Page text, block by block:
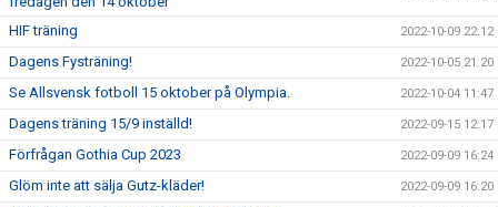
HIF träning 2022-10-09 22:12
Dagens Fysträning! 2022-10-05 21:20
Se Allsvensk fotboll 15 oktober på Olympia. 2022-10-04 11:47
Dagens träning 15/9 inställd! 2022-09-15 12:17
Förfrågan Gothia Cup 2023 2022-09-09 16:24
Glöm inte att sälja Gutz-kläder! 2022-09-09 16:20